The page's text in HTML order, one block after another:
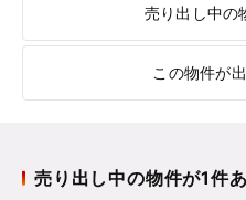
売り出し中の
この物件が
売り出し中の物件が1件